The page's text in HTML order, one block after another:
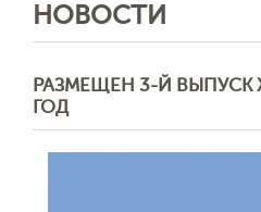
НОВОСТИ
РАЗМЕЩЕН 3-Й ВЫПУСК
ГОД